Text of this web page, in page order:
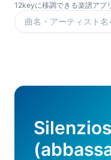
12keyに移調できる楽譜アプ
楽曲を検索